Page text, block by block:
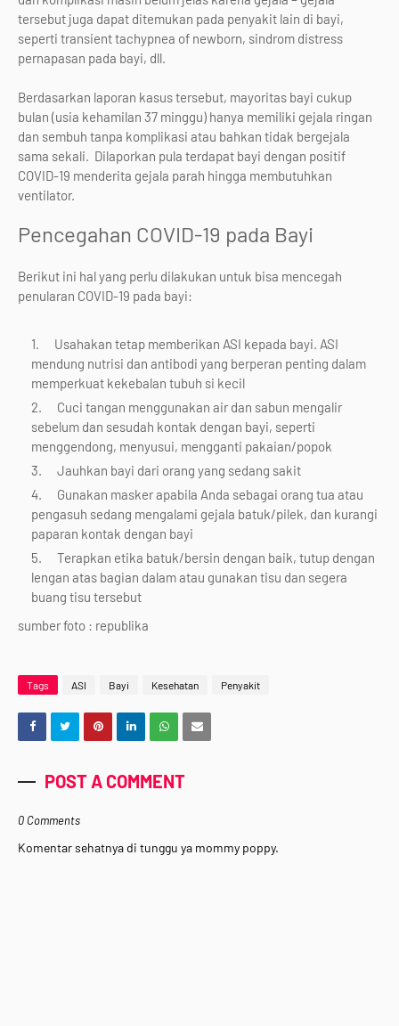
tersebut juga dapat ditemukan pada penyakit lain di bayi,
seperti transient tachypnea of newborn, sindrom distress
pernapasan pada bayi, dll.
Berdasarkan laporan kasus tersebut, mayoritas bayi cukup
bulan (usia kehamilan 37 minggu) hanya memiliki gejala ringan
dan sembuh tanpa komplikasi atau bahkan tidak bergejala
sama sekali. Dilaporkan pula terdapat bayi dengan positif
COVID-19 menderita gejala parah hingga membutuhkan
ventilator.
Pencegahan COVID-19 pada Bayi
Berikut ini hal yang perlu dilakukan untuk bisa mencegah
penularan COVID-19 pada bayi:
Usahakan tetap memberikan ASI kepada bayi. ASI
mendung nutrisi dan antibodi yang berperan penting dalam
memperkuat kekebalan tubuh si kecil
Cuci tangan menggunakan air dan sabun mengalir
sebelum dan sesudah kontak dengan bayi, seperti
menggendong, menyusui, mengganti pakaian/popok
Jauhkan bayi dari orang yang sedang sakit
Gunakan masker apabila Anda sebagai orang tua atau
pengasuh sedang mengalami gejala batuk/pilek, dan kurangi
paparan kontak dengan bayi
Terapkan etika batuk/bersin dengan baik, tutup dengan
lengan atas bagian dalam atau gunakan tisu dan segera
buang tisu tersebut
sumber foto : republika
Tags ASI Bayi Kesehatan Penyakit
POST A COMMENT
0 Comments
Komentar sehatnya di tunggu ya mommy poppy.